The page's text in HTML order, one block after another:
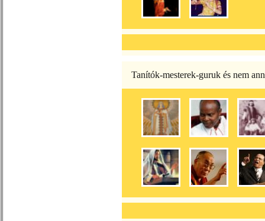
Tanítók-mesterek-guruk és nem